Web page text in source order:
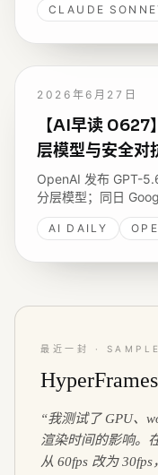
CLAUDE
2026年6月27日
【AI早读
层模型与安全对
OpenAI 发布 GPT-
分层模型；同日
3.5 Flash，Stripe
OpenAI 内部 Codex
AI DAILY
最近一封 · SAMPLE
“我测试了 GPU、
渲染时间的影响。
从 60fps 改为